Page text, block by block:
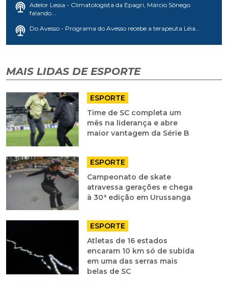
Adelor Lessa - Climatologista da Epagri, Márcio Sônego
falando...
Do Avesso - Programa do Avesso recebe a terapeuta Léia...
MAIS LIDAS DE ESPORTE
ESPORTE
Time de SC completa um
mês na liderança e abre
maior vantagem da Série B
ESPORTE
Campeonato de skate
atravessa gerações e chega
à 30ª edição em Urussanga
ESPORTE
Atletas de 16 estados
encaram 10 km só de subida
em uma das serras mais
belas de SC